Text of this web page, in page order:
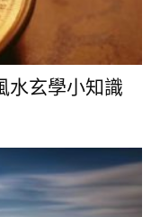
水玄學小知識